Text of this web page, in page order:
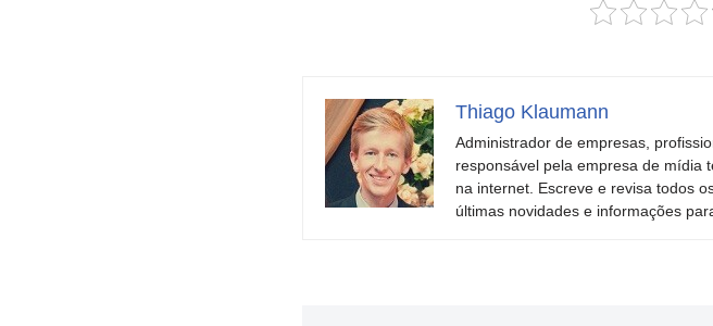
Thiago Klaumann
Administrador de empresas,
responsável pela empresa de mídia
na internet. Escreve e revisa todos
últimas novidades e informações